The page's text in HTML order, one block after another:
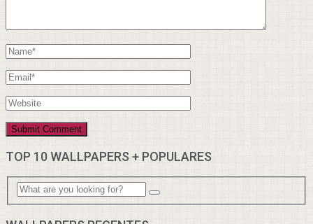
TOP 10 WALLPAPERS + POPULARES